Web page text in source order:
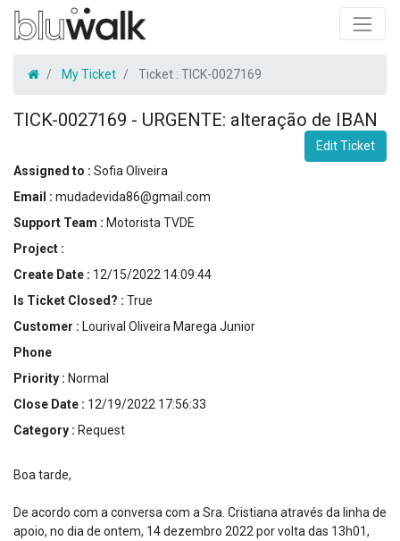
My Ticket Ticket : TICK-0027169
TICK-0027169 - URGENTE: alteração de IBAN
Edit Ticket
Assigned to : Sofia Oliveira
Email : mudadevida86@gmail.com
Support Team : Motorista TVDE
Project :
Create Date : 12/15/2022 14:09:44
Is Ticket Closed? : True
Customer : Lourival Oliveira Marega Junior
Phone
Priority : Normal
Close Date : 12/19/2022 17:56:33
Category : Request
Boa tarde,
De acordo com a conversa com a Sra. Cristiana através da linha de
apoio, no dia de ontem, 14 dezembro 2022 por volta das 13h01,